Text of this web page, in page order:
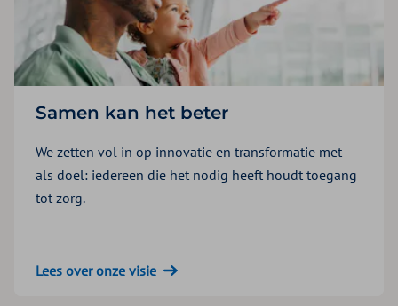
Samen kan het beter
We zetten vol in op innovatie en transformatie met
als doel: iedereen die het nodig heeft houdt toegang
tot zorg.
Lees over onze visie